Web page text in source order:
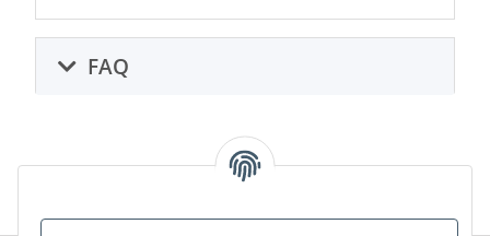
FAQ